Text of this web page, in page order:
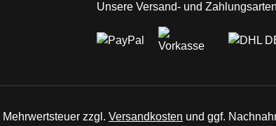
Unsere Versand- und
zzgl. Versandkosten und ggf.